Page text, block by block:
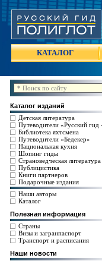
КАТАЛОГ
Каталог изданий
Детская литература
Путеводители «Русский гид
Библиотека яхтсмена
Путеводители «Бедекер»
Национальная кухня
Шопинг гиды
Страноведческая литература
Публицистика
Книги партнеров
Подарочные издания
Наши авторы
Каталог
Полезная информация
Страны
Визы и загранпаспорт
Транспорт и расписания
Наши новости